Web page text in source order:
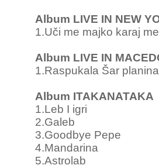
Album LIVE IN NEW
1.Uči me majko karaj me
Album LIVE IN
1.Raspukala Šar planina
Album ITAKANATAKA
1.Leb I igri
2.Galeb
3.Goodbye Pepe
4.Mandarina
5.Astrolab